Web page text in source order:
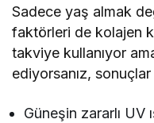
Sadece yaş almak
faktörleri de kolajen
takviye kullanıyor
ediyorsanız,
Güneşin zararlı UV